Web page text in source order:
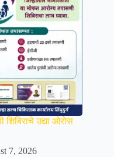
शिबिराचे उद्या ओरोस
7, 2026